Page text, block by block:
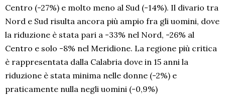
Centro (-27%) e molto meno al Sud (-14%). Il divario tra
Nord e Sud risulta ancora più ampio fra gli uomini, dove
la riduzione è stata pari a -33% nel Nord, -26% al
Centro e solo -8% nel Meridione. La regione più critica
è rappresentata dalla Calabria dove in 15 anni la
riduzione è stata minima nelle donne (-2%) e
praticamente nulla negli uomini (-0,9%)